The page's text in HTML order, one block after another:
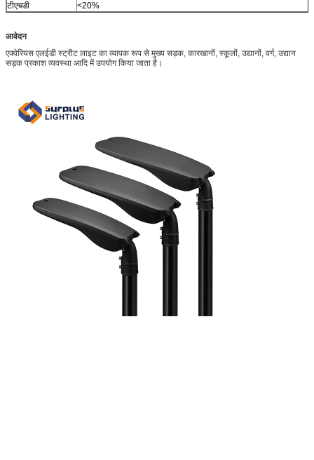
टीएचडी
<20%
आवेदन
एक्वेरियस एलईडी स्ट्रीट लाइट का व्यापक रूप से मुख्य सड़क, कारखानों, स्कूलों, उद्यानों, वर्ग, उद्यान
सड़क प्रकाश व्यवस्था आदि में उपयोग किया जाता है।